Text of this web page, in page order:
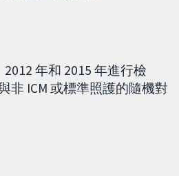
年和 2015 年進行檢
非 ICM 或標準照護的隨機對